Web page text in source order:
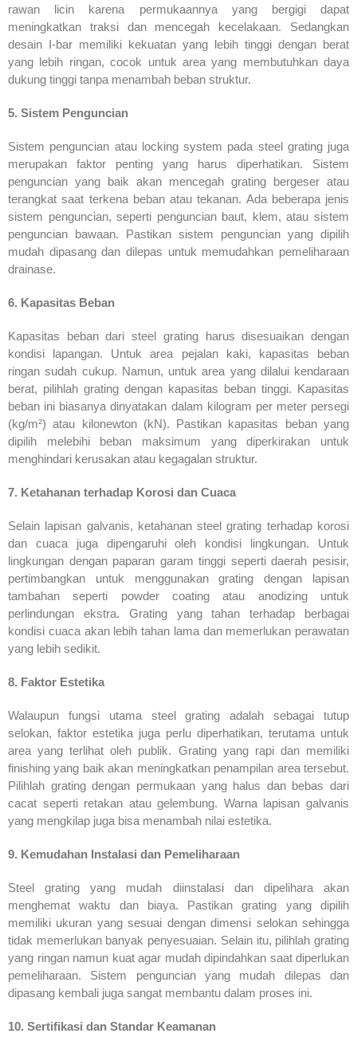
rawan licin karena permukaannya yang bergigi dapat
meningkatkan traksi dan mencegah kecelakaan. Sedangkan
desain I-bar memiliki kekuatan yang lebih tinggi dengan berat
yang lebih ringan, cocok untuk area yang membutuhkan daya
dukung tinggi tanpa menambah beban struktur.
5. Sistem Penguncian
Sistem penguncian atau locking system pada steel grating juga
merupakan faktor penting yang harus diperhatikan. Sistem
penguncian yang baik akan mencegah grating bergeser atau
terangkat saat terkena beban atau tekanan. Ada beberapa jenis
sistem penguncian, seperti penguncian baut, klem, atau sistem
penguncian bawaan. Pastikan sistem penguncian yang dipilih
mudah dipasang dan dilepas untuk memudahkan pemeliharaan
drainase.
6. Kapasitas Beban
Kapasitas beban dari steel grating harus disesuaikan dengan
kondisi lapangan. Untuk area pejalan kaki, kapasitas beban
ringan sudah cukup. Namun, untuk area yang dilalui kendaraan
berat, pilihlah grating dengan kapasitas beban tinggi. Kapasitas
beban ini biasanya dinyatakan dalam kilogram per meter persegi
(kg/m²) atau kilonewton (kN). Pastikan kapasitas beban yang
dipilih melebihi beban maksimum yang diperkirakan untuk
menghindari kerusakan atau kegagalan struktur.
7. Ketahanan terhadap Korosi dan Cuaca
Selain lapisan galvanis, ketahanan steel grating terhadap korosi
dan cuaca juga dipengaruhi oleh kondisi lingkungan. Untuk
lingkungan dengan paparan garam tinggi seperti daerah pesisir,
pertimbangkan untuk menggunakan grating dengan lapisan
tambahan seperti powder coating atau anodizing untuk
perlindungan ekstra. Grating yang tahan terhadap berbagai
kondisi cuaca akan lebih tahan lama dan memerlukan perawatan
yang lebih sedikit.
8. Faktor Estetika
Walaupun fungsi utama steel grating adalah sebagai tutup
selokan, faktor estetika juga perlu diperhatikan, terutama untuk
area yang terlihat oleh publik. Grating yang rapi dan memiliki
finishing yang baik akan meningkatkan penampilan area tersebut.
Pilihlah grating dengan permukaan yang halus dan bebas dari
cacat seperti retakan atau gelembung. Warna lapisan galvanis
yang mengkilap juga bisa menambah nilai estetika.
9. Kemudahan Instalasi dan Pemeliharaan
Steel grating yang mudah diinstalasi dan dipelihara akan
menghemat waktu dan biaya. Pastikan grating yang dipilih
memiliki ukuran yang sesuai dengan dimensi selokan sehingga
tidak memerlukan banyak penyesuaian. Selain itu, pilihlah grating
yang ringan namun kuat agar mudah dipindahkan saat diperlukan
pemeliharaan. Sistem penguncian yang mudah dilepas dan
dipasang kembali juga sangat membantu dalam proses ini.
10. Sertifikasi dan Standar Keamanan